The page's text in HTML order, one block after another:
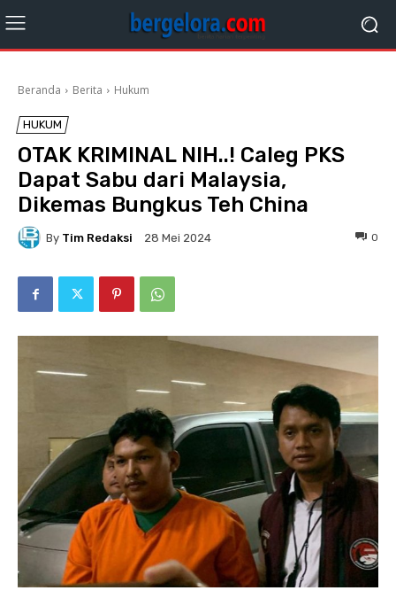
Beranda Berita Hukum
HUKUM
OTAK KRIMINAL NIH..! Caleg PKS
Dapat Sabu dari Malaysia,
Dikemas Bungkus Teh China
By Tim Redaksi 28 Mei 2024 0